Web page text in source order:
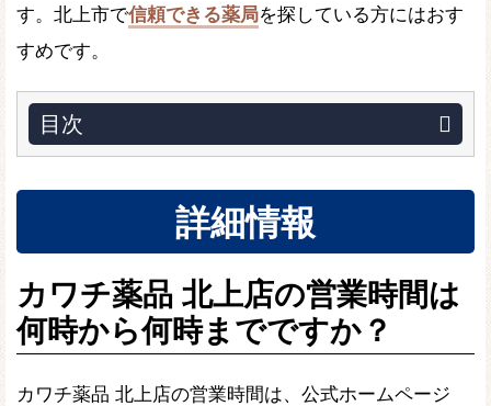
す。北上市で信頼できる薬局を探している方にはおす
すめです。
目次
詳細情報
カワチ薬品 北上店の営業時間は
何時から何時までですか？
カワチ薬品 北上店の営業時間は、公式ホームページ